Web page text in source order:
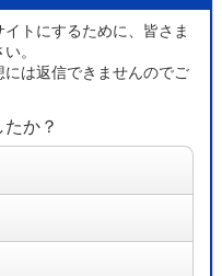
トにするために、皆さま
。
は返信できませんのでご
か？